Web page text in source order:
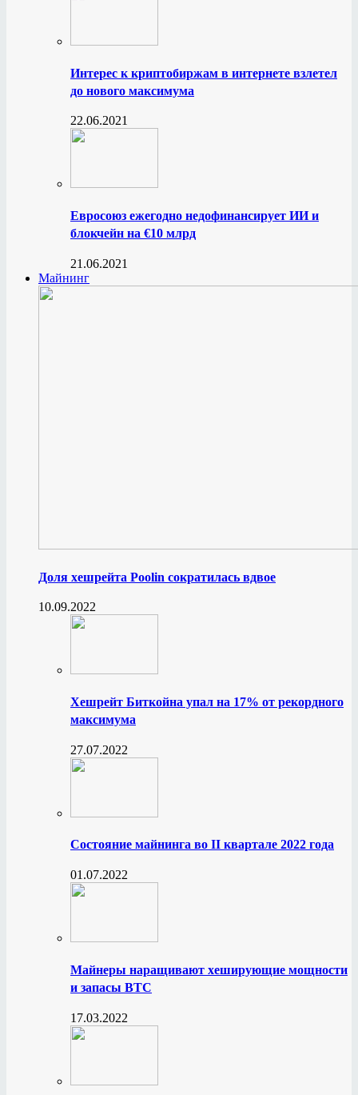
Интерес к криптобиржам в интернете взлетел
до нового максимума
22.06.2021
Евросоюз ежегодно недофинансирует ИИ и
блокчейн на €10 млрд
21.06.2021
Майнинг
Доля хешрейта Poolin сократилась вдвое
10.09.2022
Хешрейт Биткойна упал на 17% от рекордного
максимума
27.07.2022
Состояние майнинга во II квартале 2022 года
01.07.2022
Майнеры наращивают хеширующие мощности
и запасы BTC
17.03.2022